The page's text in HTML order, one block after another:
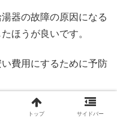
器の故障の原因になる
ほうが良いです。
費用にするために予防
交換でホームセンター
トップ サイドバー